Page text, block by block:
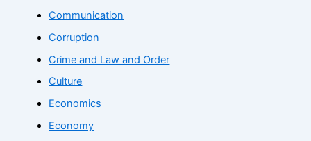
Communication
Corruption
Crime and Law and Order
Culture
Economics
Economy